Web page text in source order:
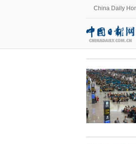
China Daily